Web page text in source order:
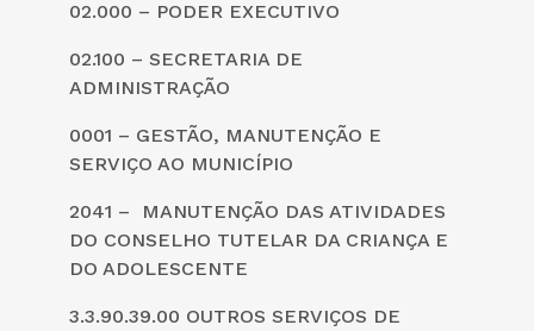
02.000 – PODER EXECUTIVO
02.100 – SECRETARIA DE
ADMINISTRAÇÃO
0001 – GESTÃO, MANUTENÇÃO E
SERVIÇO AO MUNICÍPIO
2041 – MANUTENÇÃO DAS ATIVIDADES
DO CONSELHO TUTELAR DA CRIANÇA E
DO ADOLESCENTE
3.3.90.39.00 OUTROS SERVIÇOS DE